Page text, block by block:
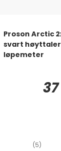
En allsidig
Proson Arctic
svart
løpemeter
(5)